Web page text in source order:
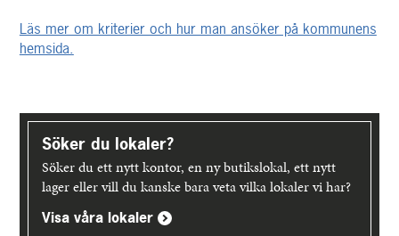
Läs mer om kriterier och hur man ansöker på kommunens
hemsida.
Upptäck
merSöker du lokaler?
Söker du ett nytt kontor, en ny butikslokal, ett nytt
lager eller vill du kanske bara veta vilka lokaler vi har?
Visa våra lokaler